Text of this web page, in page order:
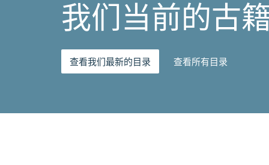
我们当前的古
查看我们最新的目录 查看所有目录